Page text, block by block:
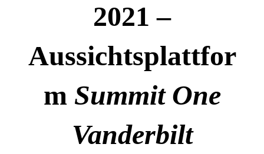
2021 –
Aussichtsplattfor
m Summit One
Vanderbilt